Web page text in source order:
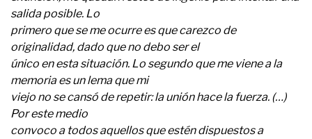
salida posible. Lo
primero que se me ocurre es que carezco de
originalidad, dado que no debo ser el
único en esta situación. Lo segundo que me viene a la
memoria es un lema que mi
viejo no se cansó de repetir: la unión hace la fuerza. (…)
Por este medio
convoco a todos aquellos que estén dispuestos a